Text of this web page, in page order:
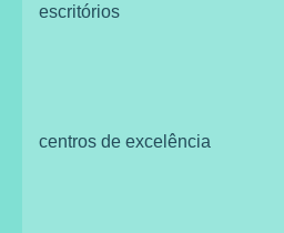
escritórios
centros de excelência